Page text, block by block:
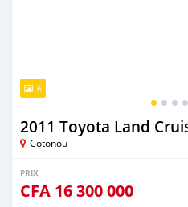
6
2011 Toyota Land
Cotonou
PRIX
CFA 16 300 000